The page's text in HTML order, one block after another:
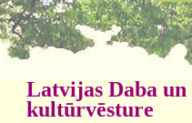
Latvijas Daba un
kultūrvēsture